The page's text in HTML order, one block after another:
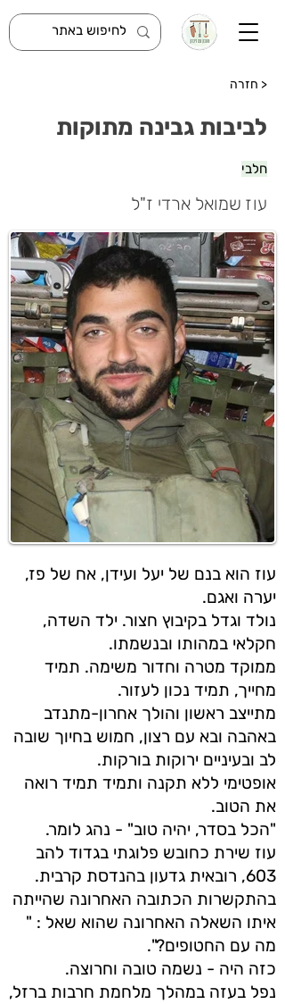
< חזרה
לביבות גבינה מתוקות
חלבי
עוז שמואל ארדי ז"ל
עוז הוא בנם של יעל ועידן, אח של פז,
יערה ואגם.
נולד וגדל בקיבוץ חצור. ילד השדה,
חקלאי במהותו ובנשמתו.
ממוקד מטרה וחדור משימה. תמיד
מחייך, תמיד נכון לעזור.
מתייצב ראשון והולך אחרון-מתנדב
באהבה ובא עם רצון, חמוש בחיוך שובה
לב ובעיניים ירוקות בורקות.
אופטימי ללא תקנה ותמיד תמיד רואה
את הטוב.
"הכל בסדר, יהיה טוב" - נהג לומר.
עוז שירת כחובש פלוגתי בגדוד להב
603, רובאית גדעון בהנדסת קרבית.
בהתקשרות הכתובה האחרונה שהייתה
איתו השאלה האחרונה שהוא שאל : "
מה עם החטופים?".
כזה היה - נשמה טובה וחרוצה.
נפל בעזה במהלך מלחמת חרבות ברזל,